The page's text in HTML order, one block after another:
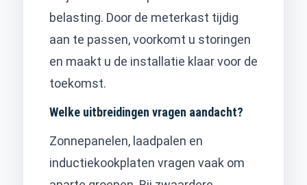
belasting. Door de meterkast tijdig
aan te passen, voorkomt u storingen
en maakt u de installatie klaar voor de
toekomst.
Welke uitbreidingen vragen aandacht?
Zonnepanelen, laadpalen en
inductiekookplaten vragen vaak om